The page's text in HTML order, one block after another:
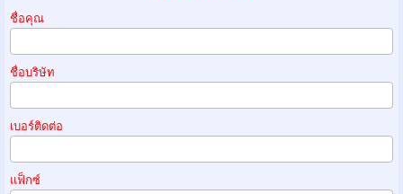
ชื่อคุณ
ชื่อบริษัท
เบอร์ติดต่อ
แฟ็กซ์